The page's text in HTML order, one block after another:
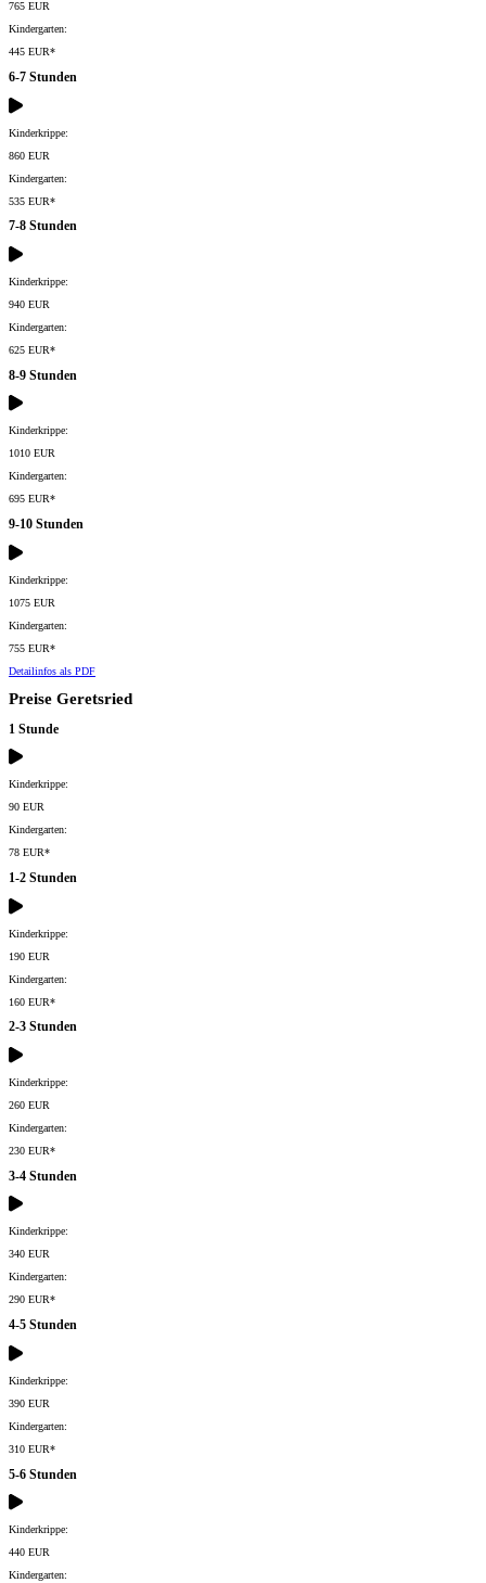
765 EUR
Kindergarten:
445 EUR*
6-7 Stunden
Kinderkrippe:
860 EUR
Kindergarten:
535 EUR*
7-8 Stunden
Kinderkrippe:
940 EUR
Kindergarten:
625 EUR*
8-9 Stunden
Kinderkrippe:
1010 EUR
Kindergarten:
695 EUR*
9-10 Stunden
Kinderkrippe:
1075 EUR
Kindergarten:
755 EUR*
Detailinfos als PDF
Preise Geretsried
1 Stunde
Kinderkrippe:
90 EUR
Kindergarten:
78 EUR*
1-2 Stunden
Kinderkrippe:
190 EUR
Kindergarten:
160 EUR*
2-3 Stunden
Kinderkrippe:
260 EUR
Kindergarten:
230 EUR*
3-4 Stunden
Kinderkrippe:
340 EUR
Kindergarten:
290 EUR*
4-5 Stunden
Kinderkrippe:
390 EUR
Kindergarten:
310 EUR*
5-6 Stunden
Kinderkrippe:
440 EUR
Kindergarten: